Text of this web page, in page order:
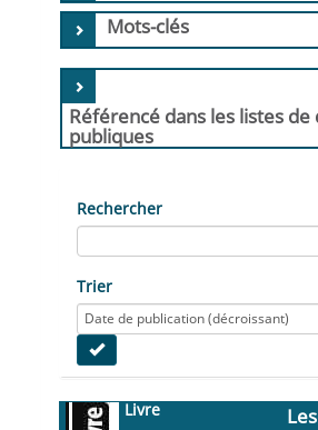
Mots-clés
Référencé dans les listes
publiques
Rechercher
Trier
Livre